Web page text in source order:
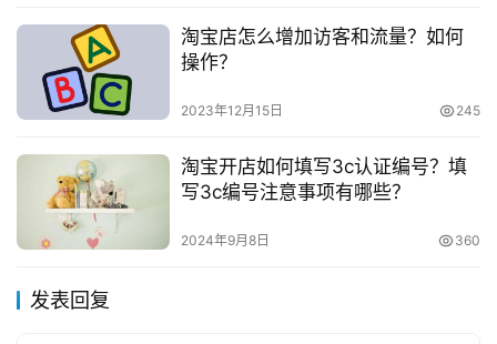
淘宝店怎么增加访客和流量？如何
操作？
2023年12月15日 245
淘宝开店如何填写3c认证编号？填
写3c编号注意事项有哪些？
2024年9月8日 360
发表回复